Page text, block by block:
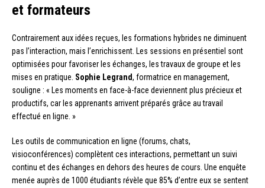
et formateurs
Contrairement aux idées reçues, les formations hybrides ne diminuent
pas l’interaction, mais l’enrichissent. Les sessions en présentiel sont
optimisées pour favoriser les échanges, les travaux de groupe et les
mises en pratique. Sophie Legrand, formatrice en management,
souligne : « Les moments en face-à-face deviennent plus précieux et
productifs, car les apprenants arrivent préparés grâce au travail
effectué en ligne. »
Les outils de communication en ligne (forums, chats,
visioconférences) complètent ces interactions, permettant un suivi
continu et des échanges en dehors des heures de cours. Une enquête
menée auprès de 1000 étudiants révèle que 85% d’entre eux se sentent